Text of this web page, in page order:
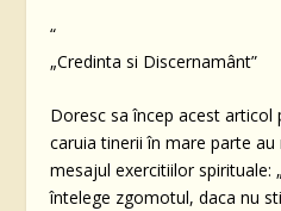
“
„Credinta si Discernamânt”
Doresc sa încep acest
caruia tinerii în mare parte
mesajul exercitiilor spirituale:
întelege zgomotul, daca nu